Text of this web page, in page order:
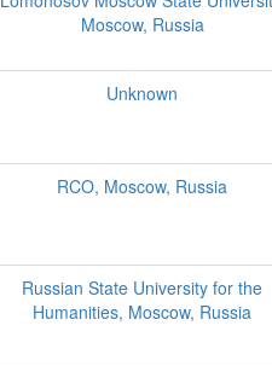
Moscow, Russia
Unknown
RCO, Moscow, Russia
Russian State University for the
Humanities, Moscow, Russia